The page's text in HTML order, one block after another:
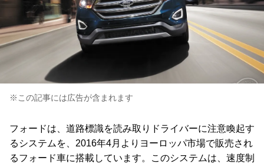
※この記事には広告が含まれます
フォードは、道路標識を読み取りドライバーに注意喚起す
るシステムを、2016年4月よりヨーロッパ市場で販売され
るフォード車に搭載しています。このシステムは、速度制